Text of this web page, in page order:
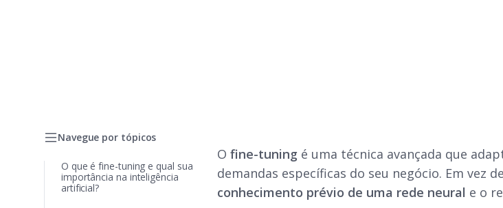
Navegue por tópicos
O que é fine-tuning e qual sua
importância na inteligência
artificial?
O fine-tuning é uma técnica avançada que
demandas específicas do seu negócio. Em vez
conhecimento prévio de uma rede neural e o